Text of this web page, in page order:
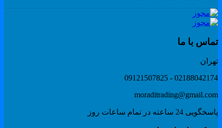
با ما
02188042174 -
24 ساعته در تمام ساعات روز